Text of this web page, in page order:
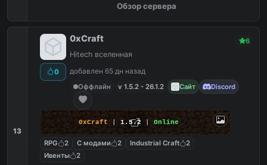
Обзор сервера
13
0
0xCraft 6
Hitech вселенная
добавлен 65 дн назад
Оффлайн
v 1.5.2 - 26.1.2 Сайт Discord
0xCraft | 1.5.2 | Online
RPG 2 С модами 2 Industrial Craft
2
Ивенты
2